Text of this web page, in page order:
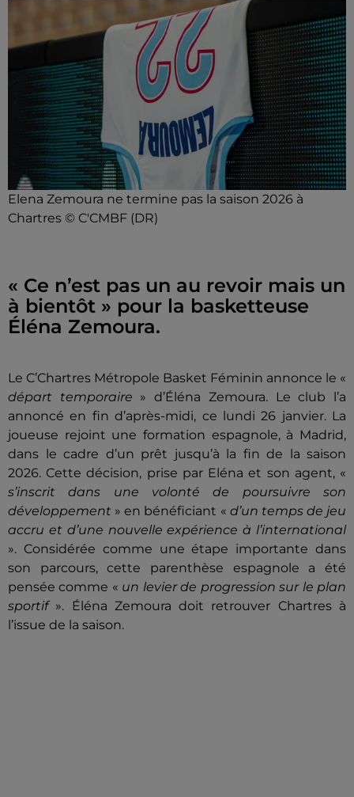
Elena Zemoura ne termine pas la saison 2026 à
Chartres © C'CMBF (DR)
« Ce n’est pas un au revoir mais un
à bientôt » pour la basketteuse
Éléna Zemoura.
Le C’Chartres Métropole Basket Féminin annonce le «
départ temporaire » d’Éléna Zemoura. Le club l’a
annoncé en fin d’après-midi, ce lundi 26 janvier. La
joueuse rejoint une formation espagnole, à Madrid,
dans le cadre d’un prêt jusqu’à la fin de la saison
2026. Cette décision, prise par Eléna et son agent, «
s’inscrit dans une volonté de poursuivre son
développement » en bénéficiant « d’un temps de jeu
accru et d’une nouvelle expérience à l’international
». Considérée comme une étape importante dans
son parcours, cette parenthèse espagnole a été
pensée comme « un levier de progression sur le plan
sportif». Éléna Zemoura doit retrouver Chartres à
l’issue de la saison.